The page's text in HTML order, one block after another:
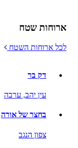
ארוחות שטח
לכל ארוחות השטח
דק בר
עין יהב, ערבה
בחצר של אורה
צפון הנגב